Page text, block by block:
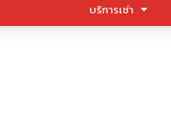
บริการเช่า